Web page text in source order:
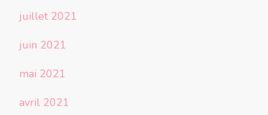
juillet 2021
juin 2021
mai 2021
avril 2021